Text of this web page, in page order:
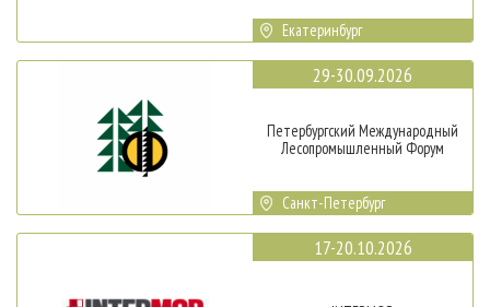
Екатеринбург
29-30.09.2026
Петербургский Международный
Лесопромышленный Форум
Санкт-Петербург
17-20.10.2026